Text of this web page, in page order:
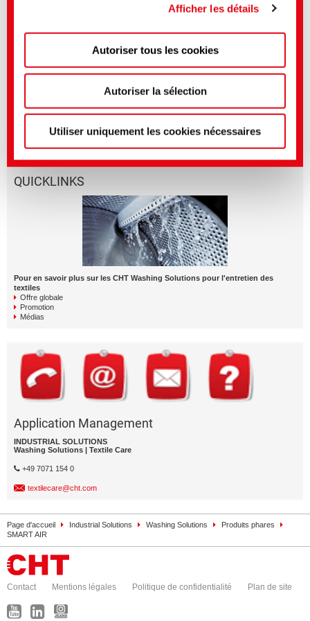
Commission européenne selon l'article 45 du RGPD
Vous pouvez effectuer des réglages plus précis ici ou
dans notrepolitique de confidentialité.(Mentions
Afficher les détails
Autoriser tous les cookies
Autoriser la sélection
Utiliser uniquement les cookies nécessaires
Titre anglais
washing process with
washing process with
QUICKLINKS
Pour en savoir plus sur les CHT Washing Solutions pour l'entretien des
textiles
Offre globale
Promotion
Médias
Application Management
INDUSTRIAL SOLUTIONS
Washing Solutions | Textile Care
+49 7071 154 0
textilecare@cht.com
Page d'accueil Industrial Solutions Washing Solutions
Produits phares
SMART AIR
Contact Mentions légales Politique de confidentialité Plan de site